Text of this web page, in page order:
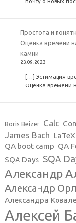
почту о новых
Простота и
Оценка времени
камни
23.09.2023
[…] Эстимация
Оценка времени
Boris Beizer Calc
James Bach LaTeX
QA boot camp QA
SQA Days SQA
Александр
Александр
Александра
Алексей